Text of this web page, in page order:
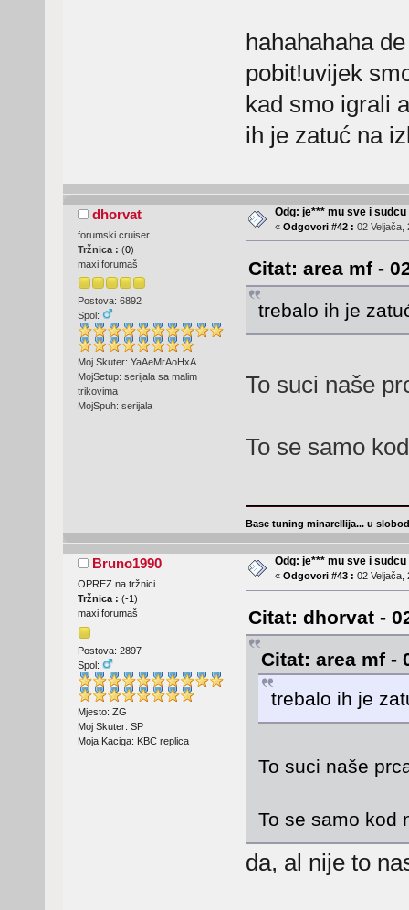
hahahahaha
pobit!uvijek
kad smo igrali
ih je zatuć na
dhorvat
forumski cruiser
Tržnica : (0)
maxi forumaš
Postova: 6892
Spol:
Moj Skuter: YaAeMrAoHxA
MojSetup: serijala sa malim
trikovima
MojSpuh: serijala
Odg: je*** mu sve i sudcu
« Odgovori #42 : 02 Veljača,
Citat: area mf -
trebalo ih je
To suci naše
To se samo
Base tuning minarellija... u
Bruno1990
OPREZ na tržnici
Tržnica : (-1 )
maxi forumaš
Postova: 2897
Spol:
Mjesto: ZG
Moj Skuter: SP
Moja Kaciga: KBC replica
Odg: je*** mu sve i sudcu
« Odgovori #43 : 02 Veljača,
Citat: dhorvat -
Citat: area mf -
trebalo ih je
To suci naše
To se samo
da, al nije to